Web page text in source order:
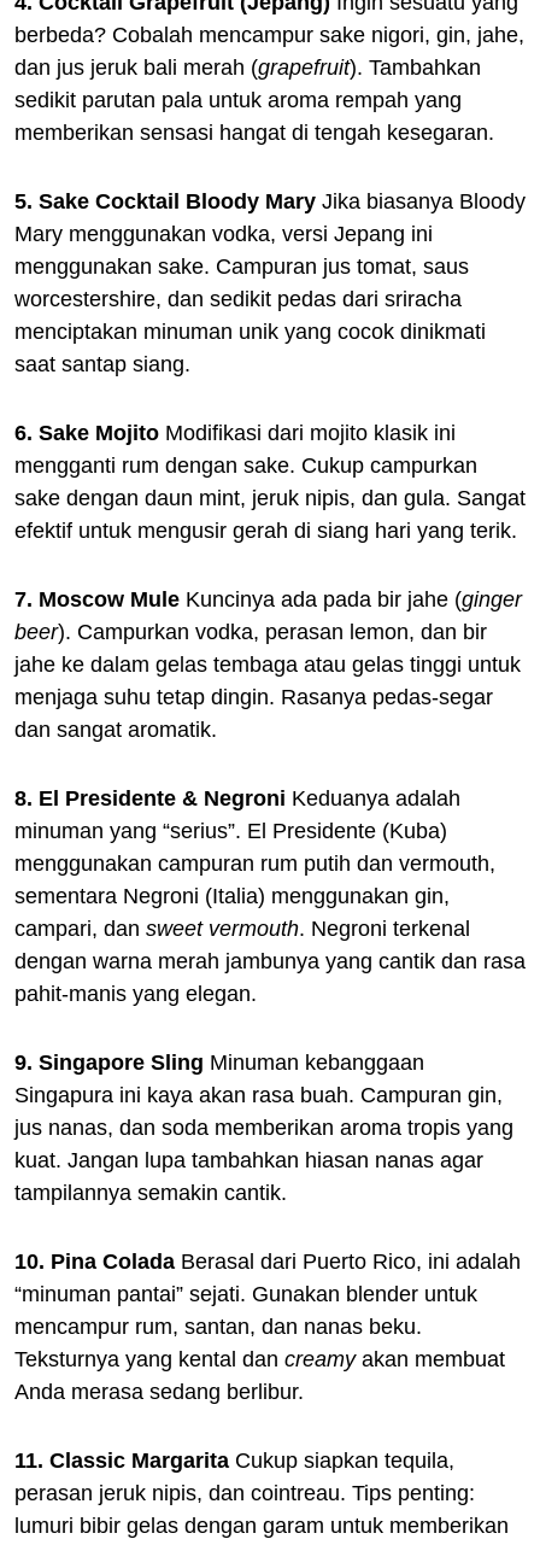
berbeda? Cobalah mencampur sake nigori, gin, jahe,
dan jus jeruk bali merah (grapefruit). Tambahkan
sedikit parutan pala untuk aroma rempah yang
memberikan sensasi hangat di tengah kesegaran.
5. Sake Cocktail Bloody Mary Jika biasanya Bloody
Mary menggunakan vodka, versi Jepang ini
menggunakan sake. Campuran jus tomat, saus
worcestershire, dan sedikit pedas dari sriracha
menciptakan minuman unik yang cocok dinikmati
saat santap siang.
6. Sake Mojito Modifikasi dari mojito klasik ini
mengganti rum dengan sake. Cukup campurkan
sake dengan daun mint, jeruk nipis, dan gula. Sangat
efektif untuk mengusir gerah di siang hari yang terik.
7. Moscow Mule Kuncinya ada pada bir jahe (ginger
beer). Campurkan vodka, perasan lemon, dan bir
jahe ke dalam gelas tembaga atau gelas tinggi untuk
menjaga suhu tetap dingin. Rasanya pedas-segar
dan sangat aromatik.
8. El Presidente & Negroni Keduanya adalah
minuman yang “serius”. El Presidente (Kuba)
menggunakan campuran rum putih dan vermouth,
sementara Negroni (Italia) menggunakan gin,
campari, dan sweet vermouth. Negroni terkenal
dengan warna merah jambunya yang cantik dan rasa
pahit-manis yang elegan.
9. Singapore Sling Minuman kebanggaan
Singapura ini kaya akan rasa buah. Campuran gin,
jus nanas, dan soda memberikan aroma tropis yang
kuat. Jangan lupa tambahkan hiasan nanas agar
tampilannya semakin cantik.
10. Pina Colada Berasal dari Puerto Rico, ini adalah
“minuman pantai” sejati. Gunakan blender untuk
mencampur rum, santan, dan nanas beku.
Teksturnya yang kental dan creamyakan membuat
Anda merasa sedang berlibur.
11. Classic Margarita Cukup siapkan tequila,
perasan jeruk nipis, dan cointreau. Tips penting:
lumuri bibir gelas dengan garam untuk memberikan